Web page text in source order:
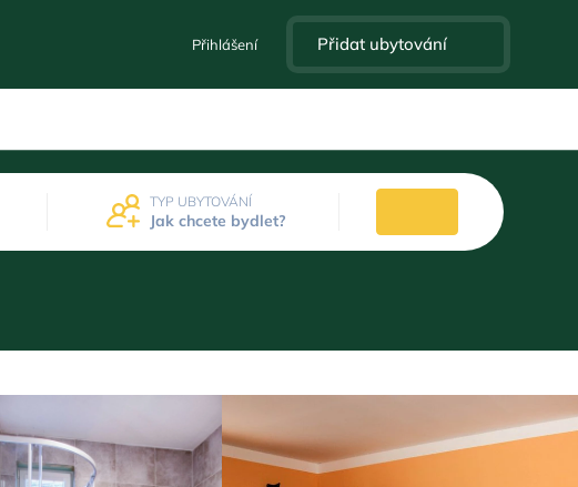
Přihlášení Přidat ubytování
TYP UBYTOVÁNÍ
Jak chcete bydlet?